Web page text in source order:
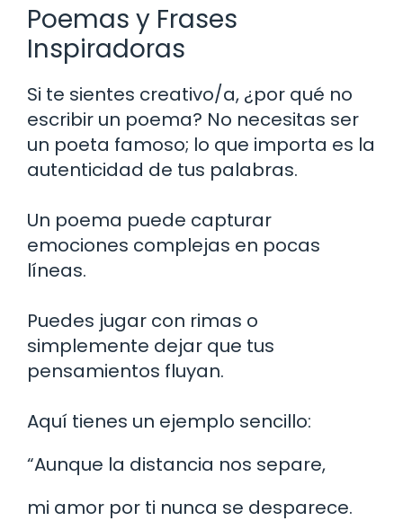
Poemas y Frases
Inspiradoras
Si te sientes creativo/a, ¿por qué no
escribir un poema? No necesitas ser
un poeta famoso; lo que importa es la
autenticidad de tus palabras.
Un poema puede capturar
emociones complejas en pocas
líneas.
Puedes jugar con rimas o
simplemente dejar que tus
pensamientos fluyan.
Aquí tienes un ejemplo sencillo:
“Aunque la distancia nos separe,
mi amor por ti nunca se desparece.